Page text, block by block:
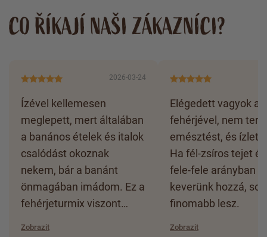
CO ŘÍKAJÍ NAŠI ZÁKAZNÍCI?
2026-03-24
Ízével kellemesen
meglepett, mert általában
a banános ételek és italok
csalódást okoznak
nekem, bár a banánt
önmagában imádom. Ez a
fehérjeturmix viszont
Zobrazit
Elégedett vagyok a
fehérjével, nem
emésztést, és
Ha fél-zsíros tejet
fele-fele arányban
keverünk hozzá,
finomabb lesz.
Zobrazit